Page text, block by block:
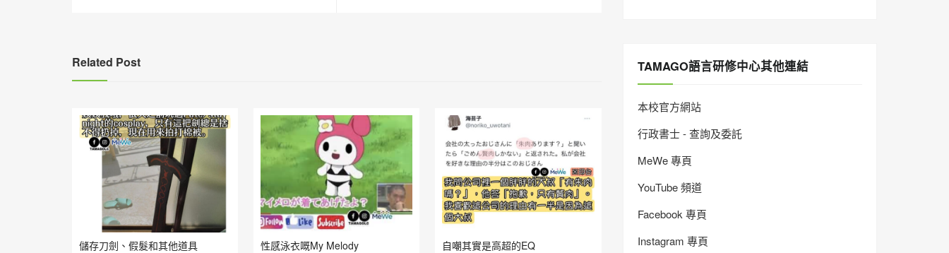
Related Post
儲存刀劍、假髮和其他道具 性感泳衣嘅My Melody 自嘲其實是高超的EQ
TAMAGO語言研修中心其他連結
本校官方網站
行政書士 - 查詢及委託
MeWe 專頁
YouTube 頻道
Facebook 專頁
Instagram 專頁